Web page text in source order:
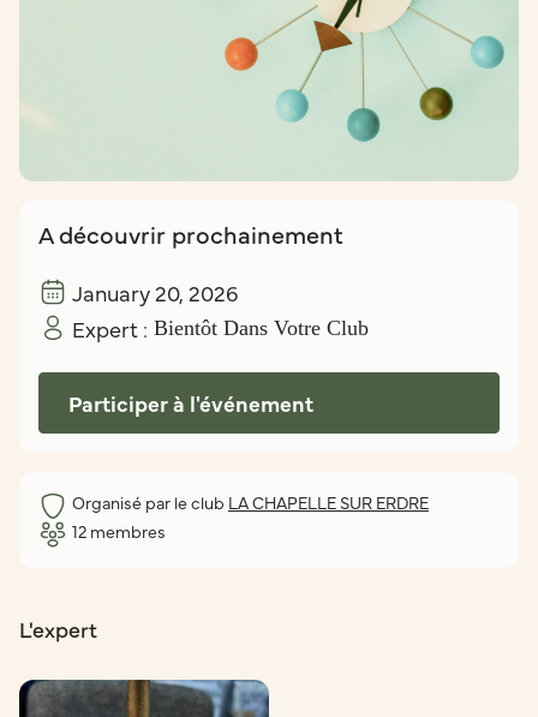
A découvrir prochainement
January 20, 2026
Expert : Bientôt Dans Votre Club
Participer à l'événement
Organisé par le club LA CHAPELLE SUR ERDRE
12 membres
L'expert